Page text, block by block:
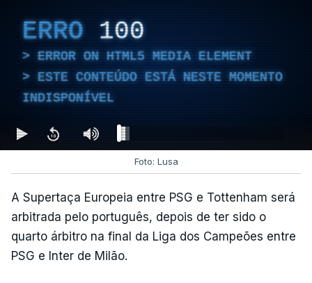
ERRO 100
ERROR ON HTML5 MEDIA ELEMENT
ESTE CONTEÚDO ESTÁ NESTE MOMENTO
INDISPONÍVEL
Foto: Lusa
A Supertaça Europeia entre PSG e Tottenham será
arbitrada pelo português, depois de ter sido o
quarto árbitro na final da Liga dos Campeões entre
PSG e Inter de Milão.